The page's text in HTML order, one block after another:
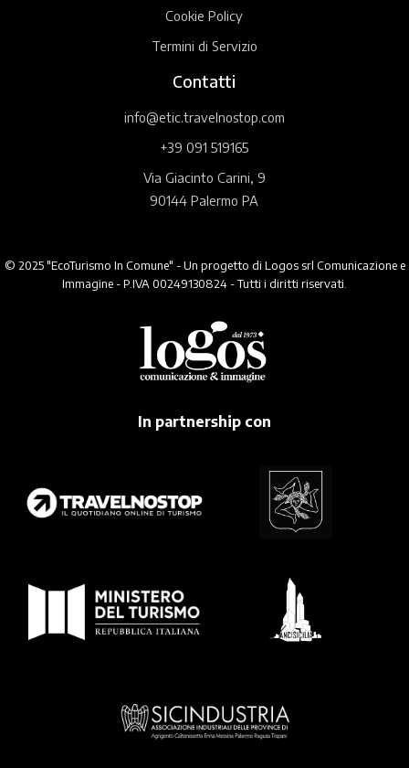
Cookie Policy
Termini di Servizio
Contatti
info@etic.travelnostop.com
+39 091 519165
Via Giacinto Carini, 9
90144 Palermo PA
© 2025 "EcoTurismo In Comune" - Un progetto di Logos srl Comunicazione e
Immagine - P.IVA 00249130824 - Tutti i diritti riservati.
In partnership con